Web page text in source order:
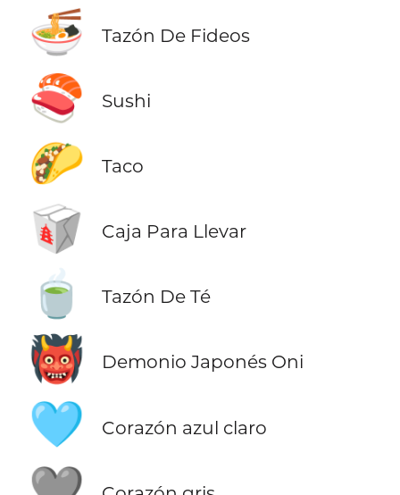
🍜 Tazón De Fideos
🍣 Sushi
🌮 Taco
🥡 Caja Para Llevar
🍵 Tazón De Té
👹 Demonio Japonés Oni
🩵 Corazón azul claro